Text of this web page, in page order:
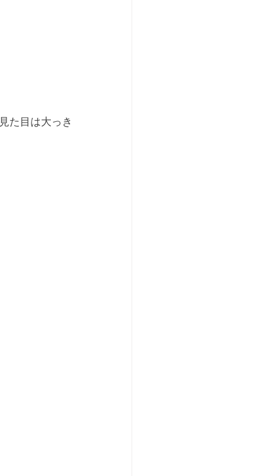
た目は大っき